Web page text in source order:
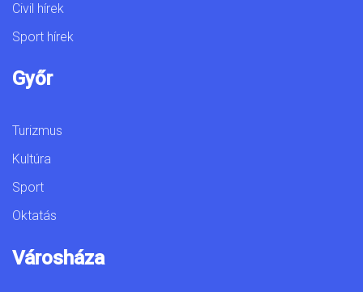
Civil hírek
Sport hírek
Győr
Turizmus
Kultúra
Sport
Oktatás
Városháza